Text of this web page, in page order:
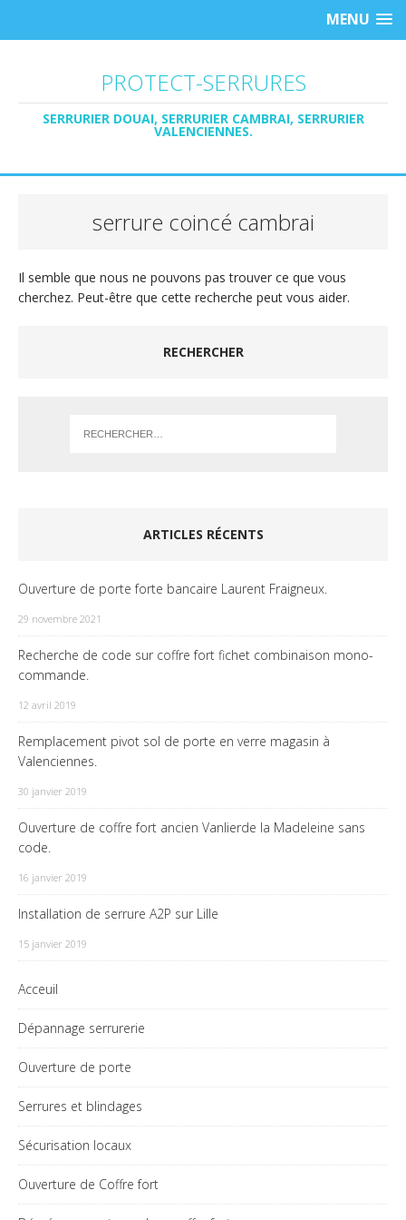
MENU
PROTECT-SERRURES
SERRURIER DOUAI, SERRURIER CAMBRAI, SERRURIER
VALENCIENNES.
serrure coincé cambrai
Il semble que nous ne pouvons pas trouver ce que vous
cherchez. Peut-être que cette recherche peut vous aider.
RECHERCHER
ARTICLES RÉCENTS
Ouverture de porte forte bancaire Laurent Fraigneux.
29 novembre 2021
Recherche de code sur coffre fort fichet combinaison mono-
commande.
12 avril 2019
Remplacement pivot sol de porte en verre magasin à
Valenciennes.
30 janvier 2019
Ouverture de coffre fort ancien Vanlierde la Madeleine sans
code.
16 janvier 2019
Installation de serrure A2P sur Lille
15 janvier 2019
Acceuil
Dépannage serrurerie
Ouverture de porte
Serrures et blindages
Sécurisation locaux
Ouverture de Coffre fort